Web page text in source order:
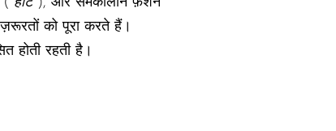
को पूरा करते हैं।
होती रहती है।